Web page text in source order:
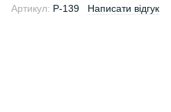
Артикул: P-139 Написати відгук